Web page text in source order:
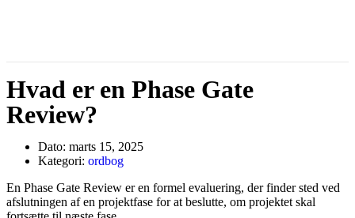
Hvad er en Phase Gate
Review?
Dato: marts 15, 2025
Kategori: ordbog
En Phase Gate Review er en formel evaluering, der finder sted ved
afslutningen af en projektfase for at beslutte, om projektet skal